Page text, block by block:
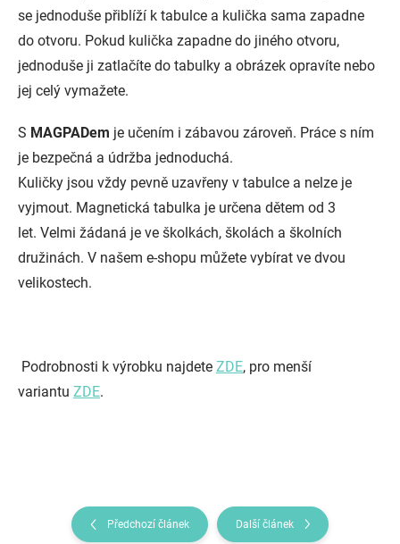
se jednoduše přiblíží k tabulce a kulička sama zapadne
do otvoru. Pokud kulička zapadne do jiného otvoru,
jednoduše ji zatlačíte do tabulky a obrázek opravíte nebo
jej celý vymažete.
S MAGPADem je učením i zábavou zároveň. Práce s ním
je bezpečná a údržba jednoduchá.
Kuličky jsou vždy pevně uzavřeny v tabulce a nelze je
vyjmout. Magnetická tabulka je určena dětem od 3
let. Velmi žádaná je ve školkách, školách a školních
družinách. V našem e-shopu můžete vybírat ve dvou
velikostech.
Podrobnosti k výrobku najdete ZDE, pro menší
variantu ZDE.
Předchozí článek Další článek